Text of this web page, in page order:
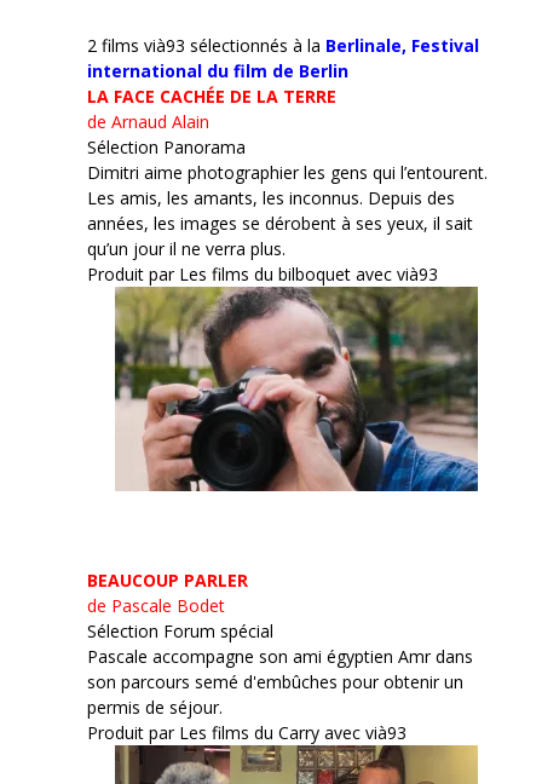
2 films vià93 sélectionnés à la Berlinale, Festival
international du film de Berlin
LA FACE CACHÉE DE LA TERRE
de Arnaud Alain
Sélection Panorama
Dimitri aime photographier les gens qui l’entourent.
Les amis, les amants, les inconnus. Depuis des
années, les images se dérobent à ses yeux, il sait
qu’un jour il ne verra plus.
Produit par Les films du bilboquet avec vià93
BEAUCOUP PARLER
de Pascale Bodet
Sélection Forum spécial
Pascale accompagne son ami égyptien Amr dans
son parcours semé d'embûches pour obtenir un
permis de séjour.
Produit par Les films du Carry avec vià93